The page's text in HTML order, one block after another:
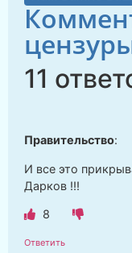
11
Правительство:
И все это
Дарков !!!
8
Ответить